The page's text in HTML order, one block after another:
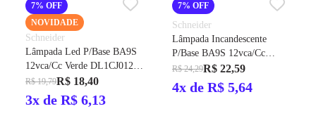
7% OFF
NOVIDADE
Schneider
Lâmpada Led P/Base BA9S
12vca/Cc Verde DL1CJ0123
- Schneider
R$ 19,79R$ 18,40
3x de R$ 6,13
7% OFF
Schneider
Lâmpada Incandescente
P/Base BA9S 12vca/Cc
DL1CE012 - Schneider
R$ 24,29R$ 22,59
4x de R$ 5,64